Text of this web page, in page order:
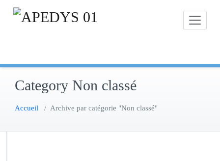
Skip
Category Non classé
Accueil / Archive par catégorie "Non classé"